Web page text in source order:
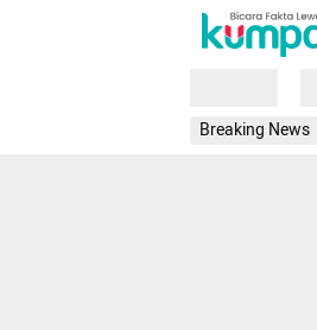
Breaking News